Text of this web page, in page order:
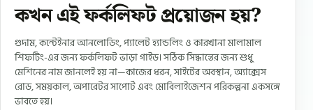
কখন এই ফর্কলিফট প্রয়োজন হয়?
গুদাম, কন্টেইনার আনলোডিং, প্যালেট হ্যান্ডলিং ও কারখানা মালামাল
শিফটিং-এর জন্য ফর্কলিফট ভাড়া গাইড। সঠিক সিদ্ধান্তের জন্য শুধু
মেশিনের নাম জানলেই হয় না—কাজের ধরন, সাইটের অবস্থান, অ্যাক্সেস
রোড, সময়কাল, অপারেটর সাপোর্ট এবং মোবিলাইজেশন পরিকল্পনা একসঙ্গে
ভাবতে হয়।